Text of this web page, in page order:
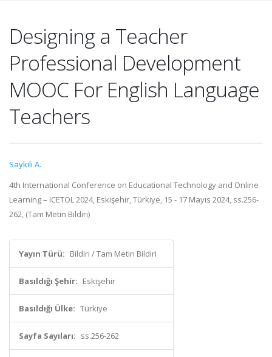
Designing a Teacher
Professional Development
MOOC For English Language
Teachers
Saykılı A.
4th International Conference on Educational Technology and Online
Learning – ICETOL 2024, Eskişehir, Türkiye, 15 - 17 Mayıs 2024, ss.256-
262, (Tam Metin Bildiri)
Yayın Türü: Bildiri / Tam Metin Bildiri
Basıldığı Şehir: Eskişehir
Basıldığı Ülke: Türkiye
Sayfa Sayıları: ss.256-262